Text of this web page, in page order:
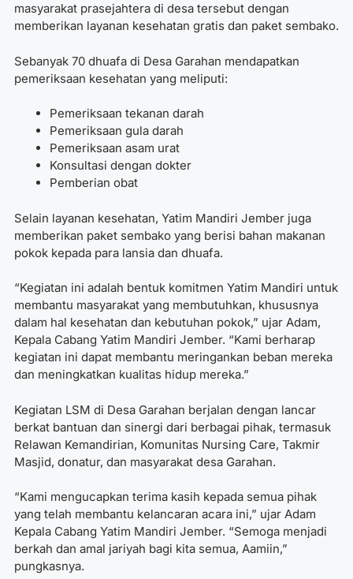
masyarakat prasejahtera di desa tersebut dengan
memberikan layanan kesehatan gratis dan paket sembako.
Sebanyak 70 dhuafa di Desa Garahan mendapatkan
pemeriksaan kesehatan yang meliputi:
Pemeriksaan tekanan darah
Pemeriksaan gula darah
Pemeriksaan asam urat
Konsultasi dengan dokter
Pemberian obat
Selain layanan kesehatan, Yatim Mandiri Jember juga
memberikan paket sembako yang berisi bahan makanan
pokok kepada para lansia dan dhuafa.
“Kegiatan ini adalah bentuk komitmen Yatim Mandiri untuk
membantu masyarakat yang membutuhkan, khususnya
dalam hal kesehatan dan kebutuhan pokok,” ujar Adam,
Kepala Cabang Yatim Mandiri Jember. “Kami berharap
kegiatan ini dapat membantu meringankan beban mereka
dan meningkatkan kualitas hidup mereka.”
Kegiatan LSM di Desa Garahan berjalan dengan lancar
berkat bantuan dan sinergi dari berbagai pihak, termasuk
Relawan Kemandirian, Komunitas Nursing Care, Takmir
Masjid, donatur, dan masyarakat desa Garahan.
“Kami mengucapkan terima kasih kepada semua pihak
yang telah membantu kelancaran acara ini,” ujar Adam
Kepala Cabang Yatim Mandiri Jember. “Semoga menjadi
berkah dan amal jariyah bagi kita semua, Aamiin,”
pungkasnya.